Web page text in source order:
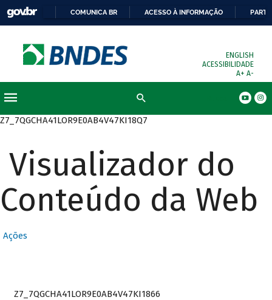
COMUNICA BR ACESSO À INFORMAÇÃO
ENGLISH
ACESSIBILIDADE
A+ A-
Z7_7QGCHA41LOR9E0AB4V47KI18Q7
Visualizador do
Conteúdo da Web
Ações
Z7_7QGCHA41LOR9E0AB4V47KI1866